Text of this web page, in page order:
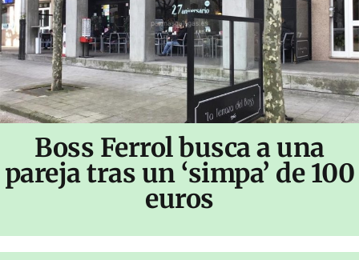
Boss Ferrol busca a una
pareja tras un ‘simpa’ de 100
euros